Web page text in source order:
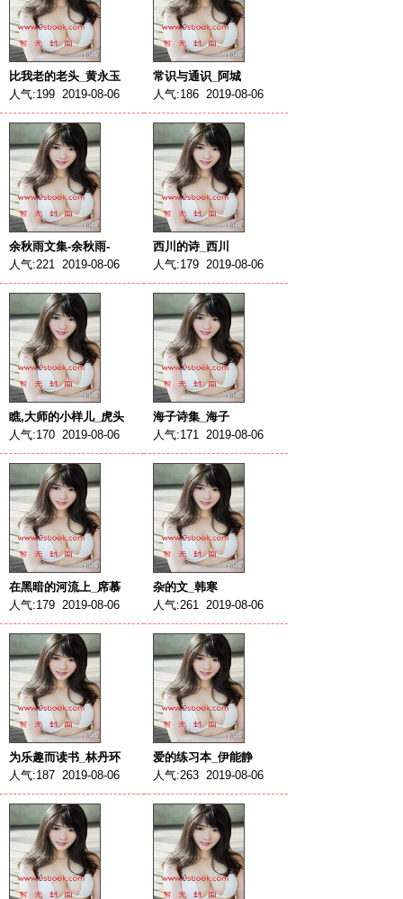
比我老的老头_黄永玉
人气:199 2019-08-06
常识与通识_阿城
人气:186 2019-08-06
余秋雨文集-余秋雨-
人气:221 2019-08-06
西川的诗_西川
人气:179 2019-08-06
瞧,大师的小样儿_虎头
人气:170 2019-08-06
海子诗集_海子
人气:171 2019-08-06
在黑暗的河流上_席慕
人气:179 2019-08-06
杂的文_韩寒
人气:261 2019-08-06
为乐趣而读书_林丹环
人气:187 2019-08-06
爱的练习本_伊能静
人气:263 2019-08-06